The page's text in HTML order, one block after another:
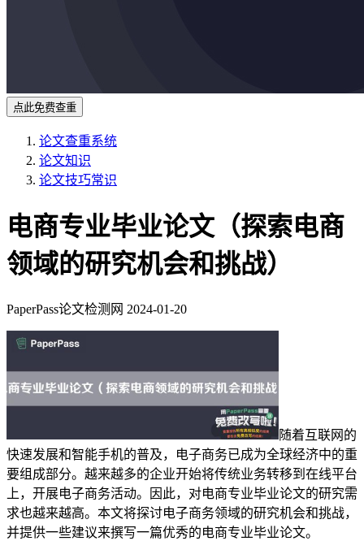
点此免费查重
论文查重系统
论文知识
论文技巧常识
电商专业毕业论文（探索电商
领域的研究机会和挑战）
PaperPass论文检测网 2024-01-20
随着互联网的
快速发展和智能手机的普及，电子商务已成为全球经济中的重
要组成部分。越来越多的企业开始将传统业务转移到在线平台
上，开展电子商务活动。因此，对电商专业毕业论文的研究需
求也越来越高。本文将探讨电子商务领域的研究机会和挑战，
并提供一些建议来撰写一篇优秀的电商专业毕业论文。